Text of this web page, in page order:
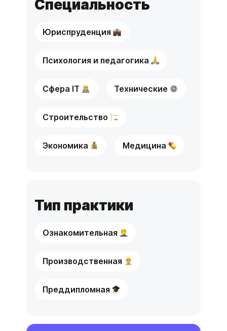
Специальность
Юриспруденция
Психология и педагогика
Сфера IT Технические
Строительство
Экономика Медицина
Тип практики
Ознакомительная
Производственная
Преддипломная